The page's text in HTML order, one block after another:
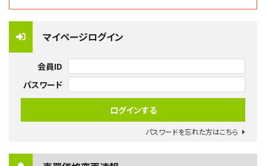
マイページログイン
会員ID
パスワード
パスワードを忘れた方はこちら